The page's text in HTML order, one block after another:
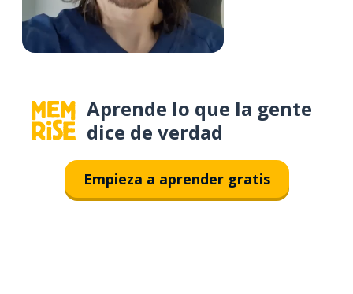
Aprende lo que la gente
dice de verdad
Empieza a aprender gratis